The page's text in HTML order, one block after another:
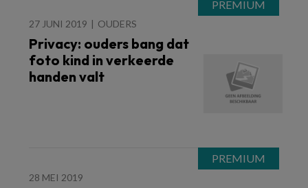
27 JUNI 2019 OUDERS
Privacy: ouders bang dat
foto kind in verkeerde
handen valt
28 MEI 2019